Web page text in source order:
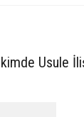
Usule